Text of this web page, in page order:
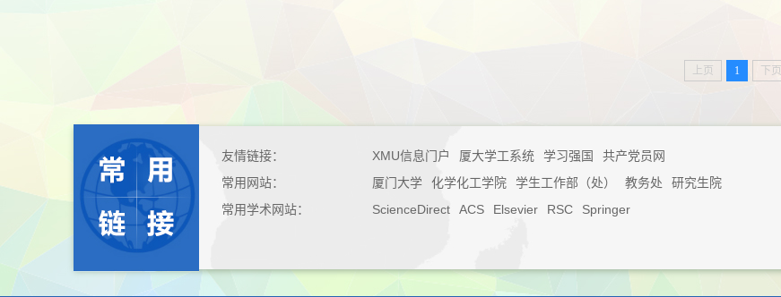
上页 1 下页
友情链接： XMU信息门户 厦大学工系统 学习强国
共产党员网
常用网站：
厦门大学 化学化工学院 学生工作部（处） 教务处
研究生院
常用学术网站：
ScienceDirect ACS Elsevier RSC Springer